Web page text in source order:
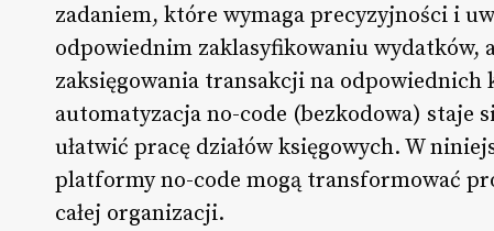
zadaniem, które wymaga precyzyjności i
odpowiednim zaklasyfikowaniu wydatków,
zaksięgowania transakcji na
automatyzacja no-code (bezkodowa) staje
ułatwić pracę działów księgowych. W
platformy no-code mogą transformować
całej organizacji.